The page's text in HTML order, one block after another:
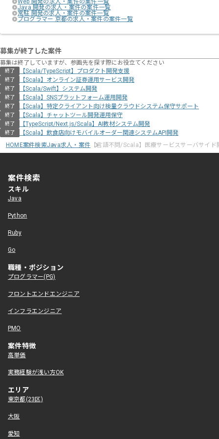
Web 開発の求人・案件の案件一覧
Java 開発の求人・案件の案件一覧
常駐 開発の求人・案件の案件一覧
プログラマー 京都の求人・案件の案件一覧
募集が終了した案件
募集は終了していますが、参画先を探す際にお役立てください
終了 【Scala/TypeScript】プロダクト開発支援
終了 【Scala】オンライン証券運用サービス開発
終了 【Scala/Swift】システム開発
終了 【Scala】SNSプラットフォーム運用開発
終了 【Scala】特定クライアント向け検量クラウドシステム保守サポート
終了 【Scala】チャットツール開発運用保守
終了 【TypeScript/Next.js/Scala】AI教材システム開発
終了
【Scala】飲食店向けモバイルオーダー関連システムAPI開発
HOME案件検索Java求人・案件 【言語不問/Scala】医療サービスサーバサイド
案件検索
スキル
Java
Python
Ruby
Go
職種・ポジション
プログラマー(PG)
フロントエンドエンジニア
インフラエンジニア
PMO
案件特徴
高単価
実務経験が浅い方OK
エリア
東京都(23区)
大阪
愛知